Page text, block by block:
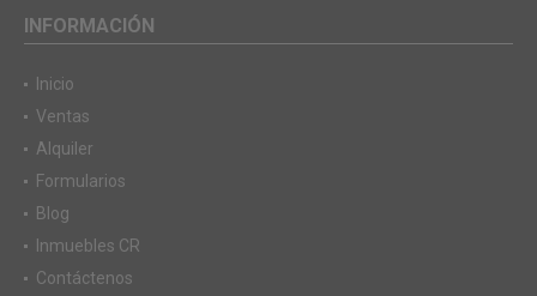
INFORMACIÓN
Inicio
Ventas
Alquiler
Formularios
Blog
Inmuebles CR
Contáctenos